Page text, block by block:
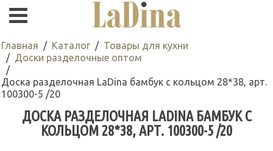
Главная Каталог
Товары для кухни
Доски разделочные оптом
Доска разделочная LaDina бамбук с кольцом 28*38, арт.
100300-5 /20
ДОСКА РАЗДЕЛОЧНАЯ LADINA БАМБУК С
КОЛЬЦОМ 28*38, АРТ. 100300-5 /20